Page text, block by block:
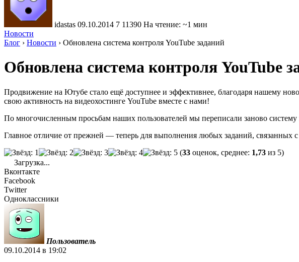
idastas 09.10.2014 7 11390 На чтение: ~1 мин
Новости
Блог › Новости › Обновлена система контроля YouTube заданий
Обновлена система контроля YouTube
Продвижение на Ютубе стало ещё доступнее и эффективнее, благодаря нашему
свою активность на видеохостинге YouTube вместе с нами!
По многочисленным просьбам наших пользователей мы переписали заново систему
Главное отличие от прежней — теперь для выполнения любых заданий, связанных
(33 оценок, среднее: 1,73 из 5)
Загрузка...
Вконтакте
Facebook
Twitter
Одноклассники
Пользователь
09.10.2014 в 19:02